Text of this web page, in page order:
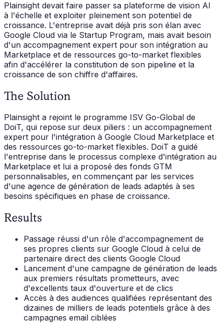
Plainsight devait faire passer sa plateforme de vision AI
à l'échelle et exploiter pleinement son potentiel de
croissance. L'entreprise avait déjà pris son élan avec
Google Cloud via le Startup Program, mais avait besoin
d'un accompagnement expert pour son intégration au
Marketplace et de ressources go-to-market flexibles
afin d'accélérer la constitution de son pipeline et la
croissance de son chiffre d'affaires.
The Solution
Plainsight a rejoint le programme ISV Go-Global de
DoiT, qui repose sur deux piliers : un accompagnement
expert pour l'intégration à Google Cloud Marketplace et
des ressources go-to-market flexibles. DoiT a guidé
l'entreprise dans le processus complexe d'intégration au
Marketplace et lui a proposé des fonds GTM
personnalisables, en commençant par les services
d'une agence de génération de leads adaptés à ses
besoins spécifiques en phase de croissance.
Results
Passage réussi d'un rôle d'accompagnement de
ses propres clients sur Google Cloud à celui de
partenaire direct des clients Google Cloud
Lancement d'une campagne de génération de leads
aux premiers résultats prometteurs, avec
d'excellents taux d'ouverture et de clics
Accès à des audiences qualifiées représentant des
dizaines de milliers de leads potentiels grâce à des
campagnes email ciblées